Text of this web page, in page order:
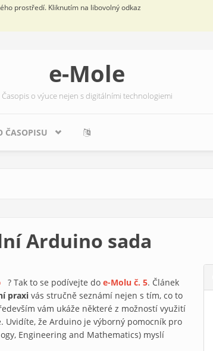
prostředí. Kliknutím na libovolný odkaz
e-Mole
Časopis o výuce nejen s digitálními technologiemi
ČASOPISU
Arduino sada
(link is external)
? Tak to se podívejte do e-Molu č. 5. Článek
praxi vás stručně seznámí nejen s tím, co to
vám ukáže některé z možností využití
Uvidíte, že Arduino je výborný pomocník pro
Engineering and Mathematics) myslí